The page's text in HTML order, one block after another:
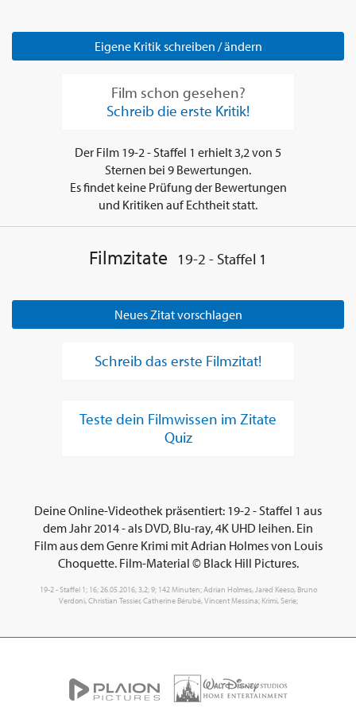
Eigene Kritik schreiben / ändern
Film schon gesehen?
Schreib die erste Kritik!
Der Film 19-2 - Staffel 1 erhielt3,2von 5
Sternen bei 9 Bewertungen.
Es findet keine Prüfung der Bewertungen
und Kritiken auf Echtheit statt.
Filmzitate 19-2 - Staffel 1
Neues Zitat vorschlagen
Schreib das erste Filmzitat!
Teste dein Filmwissen im Zitate
Quiz
Deine Online-Videothek präsentiert: 19-2 - Staffel 1 aus
dem Jahr 2014 - als DVD, Blu-ray, 4K UHD leihen. Ein
Film aus dem Genre Krimi mit Adrian Holmes von Louis
Choquette. Film-Material © Black Hill Pictures.
19-2 - Staffel 1; 16; 26.05.2016; 3,2; 9; 142 Minuten; Adrian Holmes, Jared Keeso, Bruno
Verdoni, Christian Tessier, Catherine Bérubé, Vincent Messina; Krimi, Serie;